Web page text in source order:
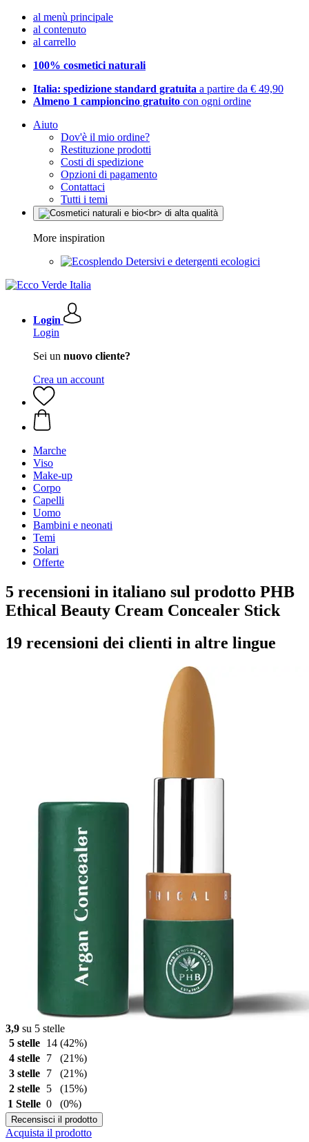
al menù principale
al contenuto
al carrello
100% cosmetici naturali
Italia: spedizione standard gratuita a partire da € 49,90
Almeno 1 campioncino gratuito con ogni ordine
Aiuto
Dov'è il mio ordine?
Restituzione prodotti
Costi di spedizione
Opzioni di pagamento
Contattaci
Tutti i temi
More inspiration
Detersivi e detergenti ecologici
Login
Login
Sei un nuovo cliente?
Crea un account
Marche
Viso
Make-up
Corpo
Capelli
Uomo
Bambini e neonati
Temi
Solari
Offerte
5 recensioni in italiano sul prodotto PHB
Ethical Beauty Cream Concealer Stick
19 recensioni dei clienti in altre lingue
3,9 su 5 stelle
5 stelle
14 (42%)
4 stelle
7
(21%)
3 stelle
7
(21%)
2 stelle
5
(15%)
1 Stelle 0 (0%)
Recensisci il prodotto
Acquista il prodotto